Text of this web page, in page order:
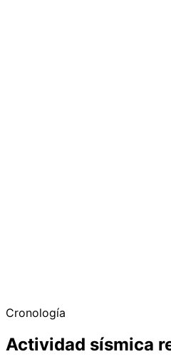
Cronología
Actividad sísmica